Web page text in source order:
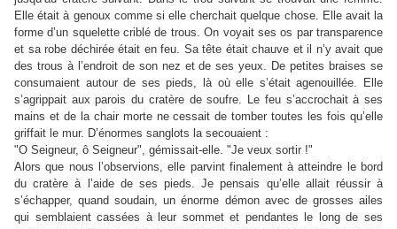
Elle était à genoux comme si elle cherchait quelque chose. Elle avait la
forme d’un squelette criblé de trous. On voyait ses os par transparence
et sa robe déchirée était en feu. Sa tête était chauve et il n’y avait que
des trous à l’endroit de son nez et de ses yeux. De petites braises se
consumaient autour de ses pieds, là où elle s’était agenouillée. Elle
s’agrippait aux parois du cratère de soufre. Le feu s’accrochait à ses
mains et de la chair morte ne cessait de tomber toutes les fois qu’elle
griffait le mur. D’énormes sanglots la secouaient :
"O Seigneur, ô Seigneur", gémissait-elle. "Je veux sortir !"
Alors que nous l’observions, elle parvint finalement à atteindre le bord
du cratère à l’aide de ses pieds. Je pensais qu’elle allait réussir à
s’échapper, quand soudain, un énorme démon avec de grosses ailes
qui semblaient cassées à leur sommet et pendantes le long de ses